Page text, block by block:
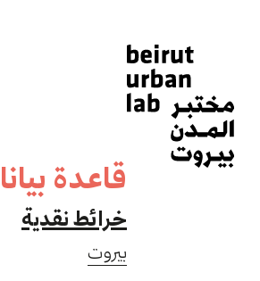
قاعدة
خرائط نقدية
بيروت